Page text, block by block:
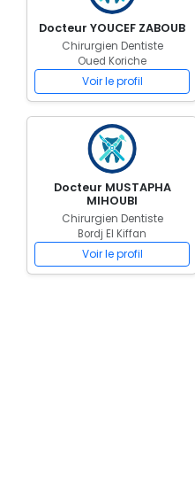
Docteur YOUCEF ZABOUB
Chirurgien Dentiste
Oued Koriche
Voir le profil
Docteur MUSTAPHA
MIHOUBI
Chirurgien Dentiste
Bordj El Kiffan
Voir le profil